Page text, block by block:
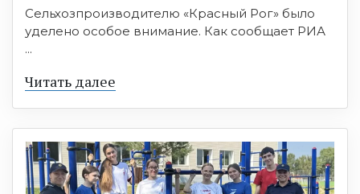
Сельхозпроизводителю «Красный Рог» было
уделено особое внимание. Как сообщает РИА
...
Читать далее